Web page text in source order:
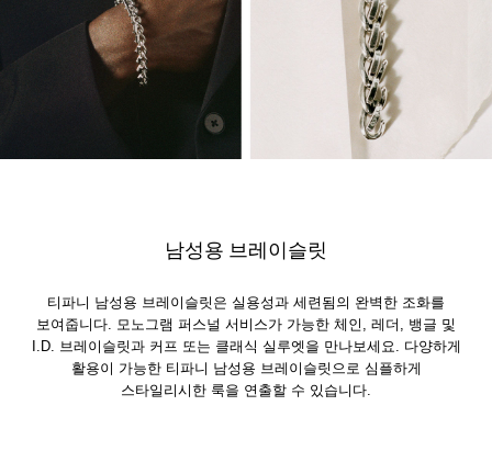
남성용 브레이슬릿
티파니 남성용 브레이슬릿은 실용성과 세련됨의 완벽한 조화를
보여줍니다. 모노그램 퍼스널 서비스가 가능한 체인, 레더, 뱅글 및
I.D. 브레이슬릿과 커프 또는 클래식 실루엣을 만나보세요. 다양하게
활용이 가능한 티파니 남성용 브레이슬릿으로 심플하게
스타일리시한 룩을 연출할 수 있습니다.